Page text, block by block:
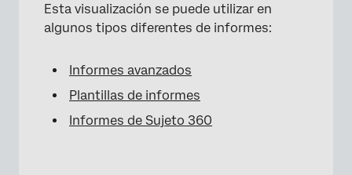
Esta visualización se puede utilizar en
algunos tipos diferentes de informes:
Informes avanzados
Plantillas de informes
Informes de Sujeto 360